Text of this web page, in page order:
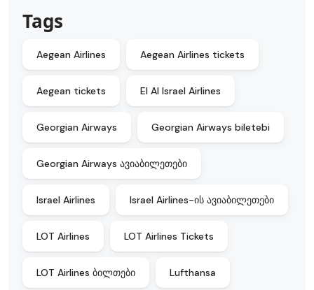
Tags
Aegean Airlines Aegean Airlines tickets
Aegean tickets EI Al Israel Airlines
Georgian Airways Georgian Airways biletebi
Georgian Airways ავიაბილეთები
Israel Airlines Israel Airlines-ის ავიაბილეთები
LOT Airlines LOT Airlines Tickets
LOT Airlines ბილთები Lufthansa